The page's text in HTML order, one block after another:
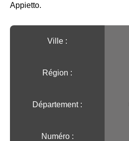
Appietto.
Ville :️
Région :️
Département :
Numéro :